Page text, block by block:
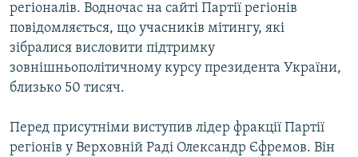
регіоналів. Водночас на сайті Партії регіонів
повідомляється, що учасників мітингу, які
зібралися висловити підтримку
зовнішньополітичному курсу президента України,
близько 50 тисяч.
Перед присутніми виступив лідер фракції Партії
регіонів у Верховній Раді Олександр Єфремов. Він